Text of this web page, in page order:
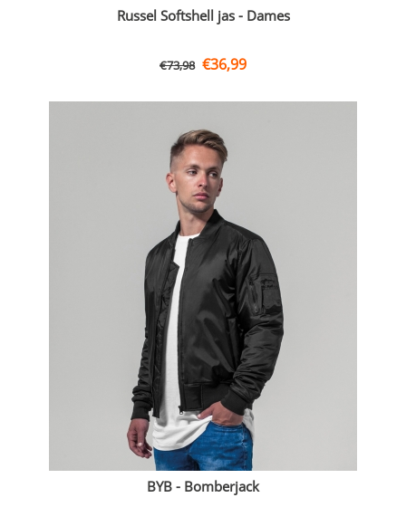
Russel Softshell jas - Dames
€73,98 €36,99
BYB - Bomberjack